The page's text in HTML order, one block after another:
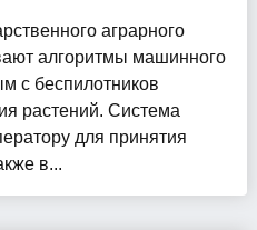
аграрного
алгоритмы машинного
с беспилотников
растений. Система
для принятия
в...